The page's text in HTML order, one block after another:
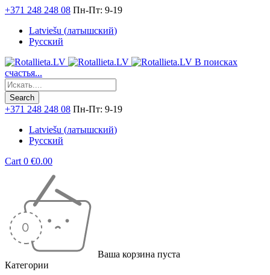
+371 248 248 08 Пн-Пт: 9-19
Latviešu (латышский)
Русский
В поисках
счастья...
+371 248 248 08 Пн-Пт: 9-19
Latviešu (латышский)
Русский
Cart 0 €0.00
Ваша корзина пуста
Категории